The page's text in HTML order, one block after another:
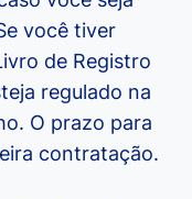
você tiver
de Registro
regulado na
O prazo para
contratação.